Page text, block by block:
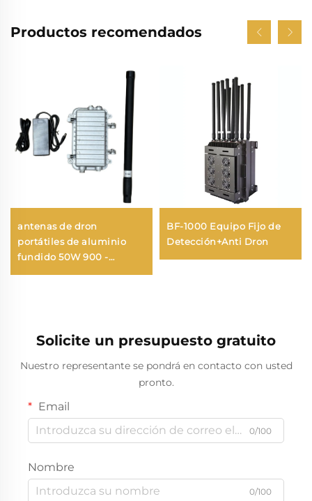
Productos recomendados
antenas de dron
portátiles de aluminio
fundido 50W 900 -
BF-1000 Equipo Fijo de
Detección+Anti Dron
Solicite un presupuesto gratuito
Nuestro representante se pondrá en contacto con usted
pronto.
Email
0/100
Nombre
0/100